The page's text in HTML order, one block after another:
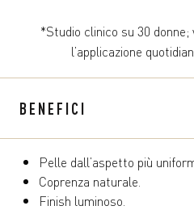
*Studio clinico su 30
l’applicazione
BENEFICI
Pelle dall’aspetto più
Coprenza naturale.
Finish luminoso.